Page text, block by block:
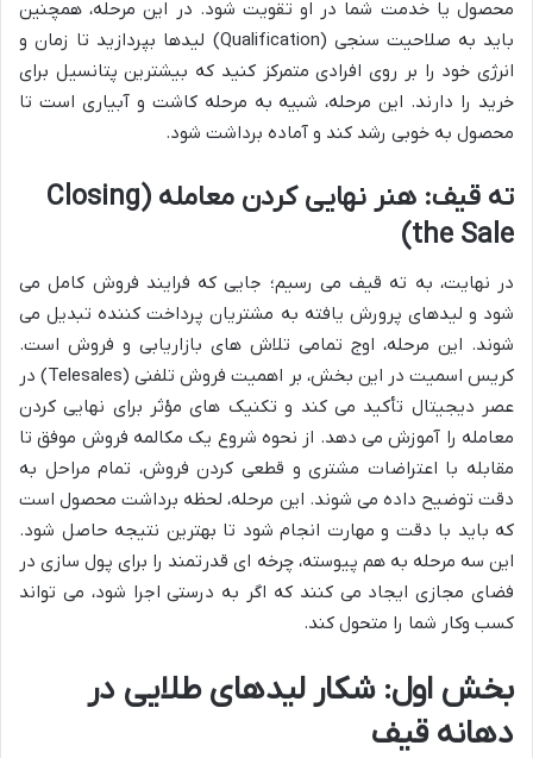
محصول یا خدمت شما در او تقویت شود. در این مرحله، همچنین
باید به صلاحیت سنجی (Qualification) لیدها بپردازید تا زمان و
انرژی خود را بر روی افرادی متمرکز کنید که بیشترین پتانسیل برای
خرید را دارند. این مرحله، شبیه به مرحله کاشت و آبیاری است تا
محصول به خوبی رشد کند و آماده برداشت شود.
ته قیف: هنر نهایی کردن معامله (Closing
the Sale)
در نهایت، به ته قیف می رسیم؛ جایی که فرایند فروش کامل می
شود و لیدهای پرورش یافته به مشتریان پرداخت کننده تبدیل می
شوند. این مرحله، اوج تمامی تلاش های بازاریابی و فروش است.
کریس اسمیت در این بخش، بر اهمیت فروش تلفنی (Telesales) در
عصر دیجیتال تأکید می کند و تکنیک های مؤثر برای نهایی کردن
معامله را آموزش می دهد. از نحوه شروع یک مکالمه فروش موفق تا
مقابله با اعتراضات مشتری و قطعی کردن فروش، تمام مراحل به
دقت توضیح داده می شوند. این مرحله، لحظه برداشت محصول است
که باید با دقت و مهارت انجام شود تا بهترین نتیجه حاصل شود.
این سه مرحله به هم پیوسته، چرخه ای قدرتمند را برای پول سازی در
فضای مجازی ایجاد می کنند که اگر به درستی اجرا شود، می تواند
کسب وکار شما را متحول کند.
بخش اول: شکار لیدهای طلایی در
دهانه قیف